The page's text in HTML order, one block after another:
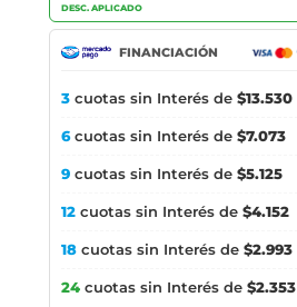
DESC. APLICADO
FINANCIACIÓN
3 cuotas sin Interés de $13.530
6cuotas sin Interés de $7.073
9 cuotas sin Interés de $5.125
12 cuotas sin Interés de $4.152
18 cuotas sin Interés de $2.993
24 cuotas sin Interés de $2.353